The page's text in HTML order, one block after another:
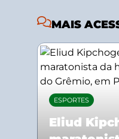
MAIS
ESPORTES
Eliud